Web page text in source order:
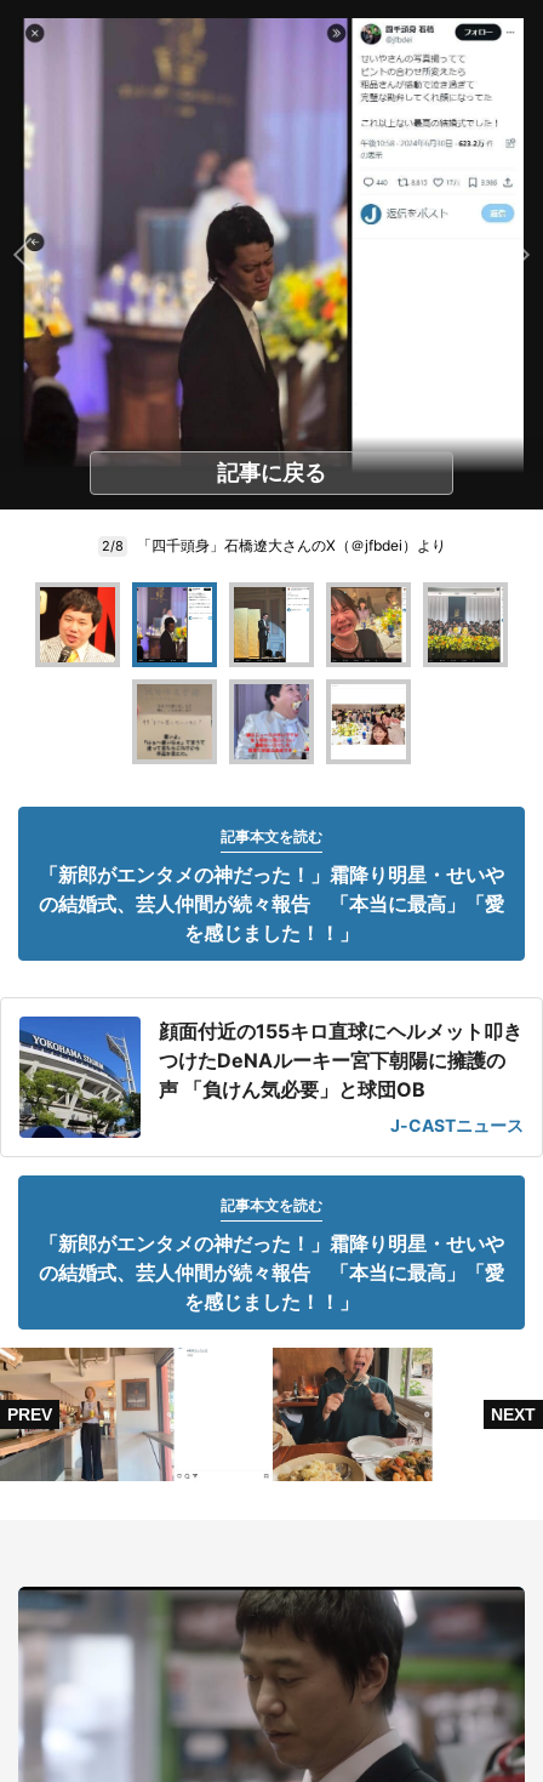
記事に戻る
2/8 「四千頭身」石橋遼大さんのX（＠jfbdei）より
記事本文を読む
「新郎がエンタメの神だった！」霜降り明星・せいや
の結婚式、芸人仲間が続々報告 「本当に最高」「愛
を感じました！！」
顔面付近の155キロ直球にヘルメット叩き
つけたDeNAルーキー宮下朝陽に擁護の
声 「負けん気必要」と球団OB
J-CASTニュース
記事本文を読む
「新郎がエンタメの神だった！」霜降り明星・せいや
の結婚式、芸人仲間が続々報告 「本当に最高」「愛
を感じました！！」